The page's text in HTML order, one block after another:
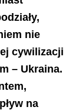
nie
cywilizacji
– Ukraina.
na